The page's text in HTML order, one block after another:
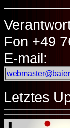
Fon +49
E-mail:
Letztes